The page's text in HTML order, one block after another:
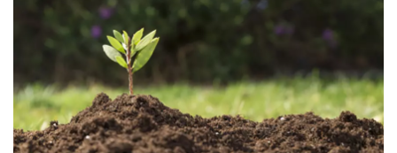
ожидавшие их открытия, радостно присоединяются. Среди
таких мест выделяется сквер Раисы Штрейс.